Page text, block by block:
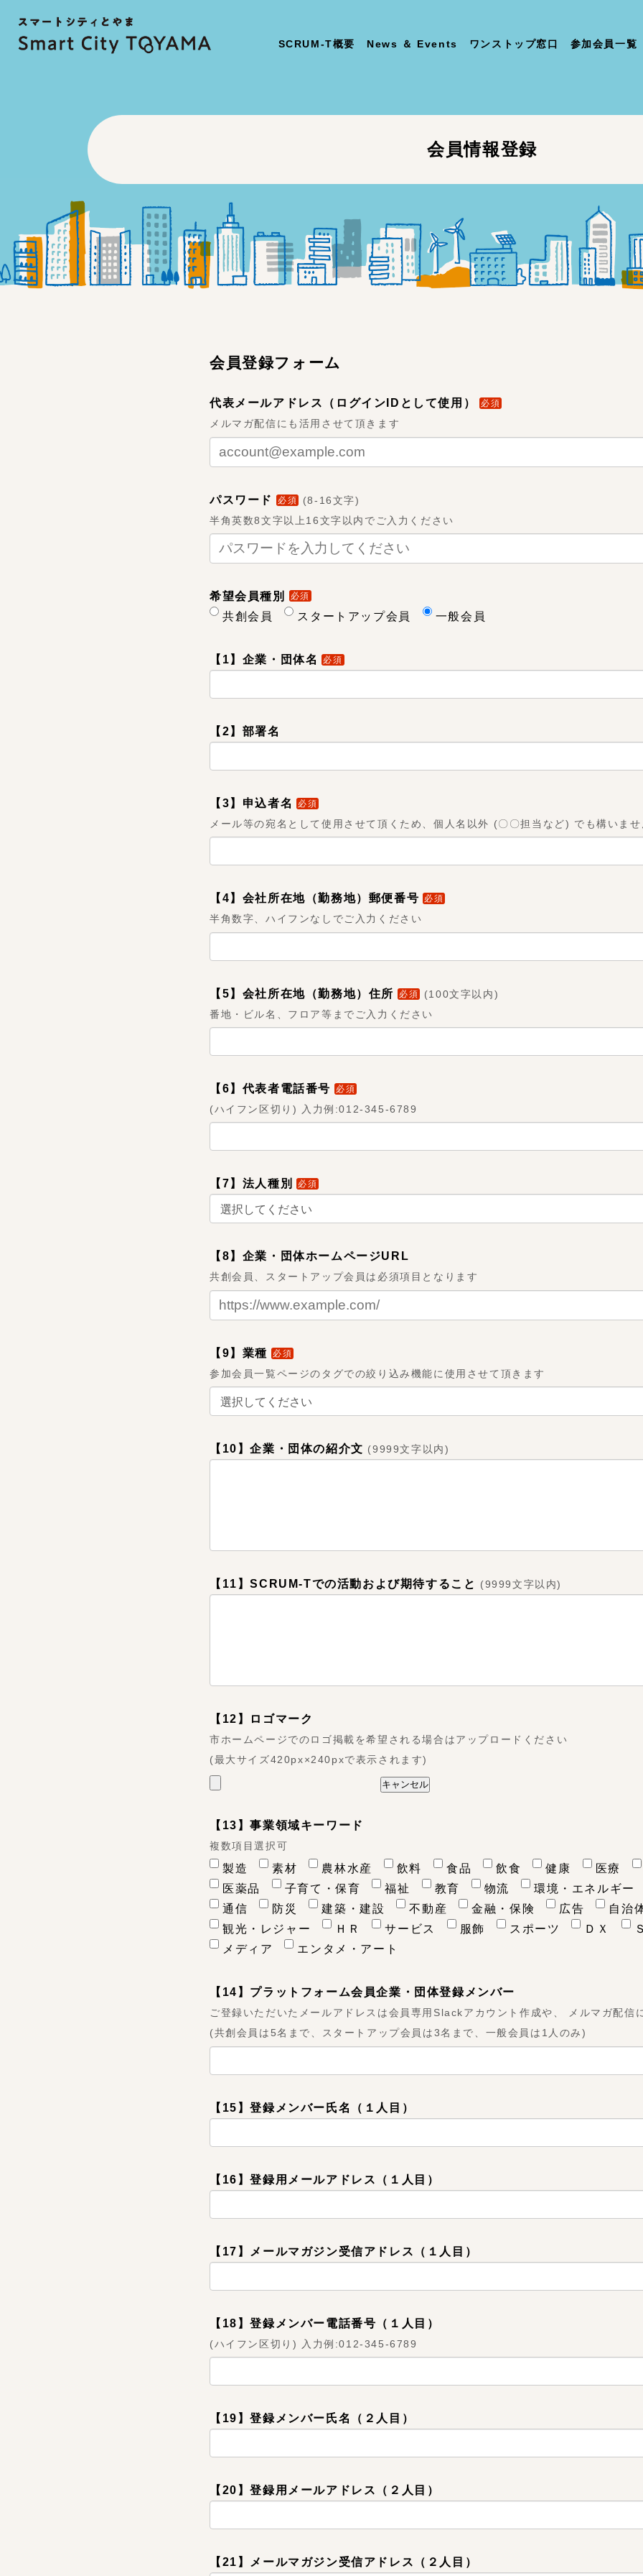
SCRUM-T概要 News ＆ Events ワンストップ窓口 参加会員一覧
会員情報登録
会員登録フォーム
代表メールアドレス（ログインIDとして使用） 必須
メルマガ配信にも活用させて頂きます
パスワード 必須 (8-16文字)
半角英数8文字以上16文字以内でご入力ください
希望会員種別 必須
共創会員 スタートアップ会員 一般会員
【1】企業・団体名 必須
【2】部署名
【3】申込者名 必須
メール等の宛名として使用させて頂くため、個人名以外 (〇〇担当など) でも構いま
【4】会社所在地（勤務地）郵便番号 必須
半角数字、ハイフンなしでご入力ください
【5】会社所在地（勤務地）住所 必須 (100文字以内)
番地・ビル名、フロア等までご入力ください
【6】代表者電話番号 必須
(ハイフン区切り) 入力例:012-345-6789
【7】法人種別 必須
【8】企業・団体ホームページURL
共創会員、スタートアップ会員は必須項目となります
【9】業種 必須
参加会員一覧ページのタグでの絞り込み機能に使用させて頂きます
【10】企業・団体の紹介文 (9999文字以内)
【11】SCRUM-Tでの活動および期待すること (9999文字以内)
【12】ロゴマーク
市ホームページでのロゴ掲載を希望される場合はアップロードください
(最大サイズ420px×240pxで表示されます)
【13】事業領域キーワード
複数項目選択可
製造 素材 農林水産 飲料 食品 飲食 健康
医療
医薬品
子育て・保育 福祉 教育 物流
環境・エネルギー
通信
防災 建築・建設 不動産 金融・保険 広告
自治
観光・レジャー
ＨＲ サービス 服飾 スポーツ ＤＸ
メディア
エンタメ・アート
【14】プラットフォーム会員企業・団体登録メンバー
ご登録いただいたメールアドレスは会員専用Slackアカウント作成や、 メルマガ配信
(共創会員は5名まで、スタートアップ会員は3名まで、一般会員は1人のみ)
【15】登録メンバー氏名（１人目）
【16】登録用メールアドレス（１人目）
【17】メールマガジン受信アドレス（１人目）
【18】登録メンバー電話番号（１人目）
(ハイフン区切り) 入力例:012-345-6789
【19】登録メンバー氏名（２人目）
【20】登録用メールアドレス（２人目）
【21】メールマガジン受信アドレス（２人目）